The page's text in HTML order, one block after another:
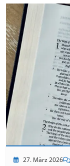
27. März 2026